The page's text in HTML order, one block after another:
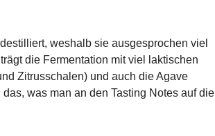
weshalb sie ausgesprochen viel
die Fermentation mit viel laktischen
Zitrusschalen) und auch die Agave
was man an den Tasting Notes auf die